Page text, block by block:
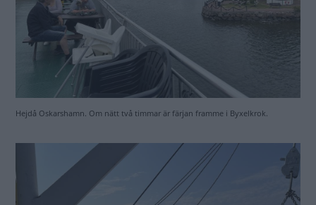
Blå Jungfrun kan skönjas på avstånd.